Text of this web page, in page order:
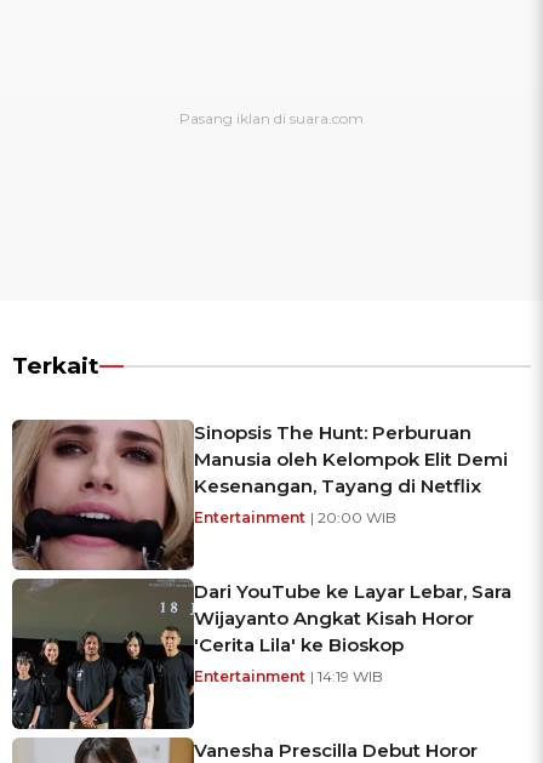
Terkait
Sinopsis The Hunt: Perburuan
Manusia oleh Kelompok Elit Demi
Kesenangan, Tayang di Netflix
Entertainment | 20:00 WIB
Dari YouTube ke Layar Lebar, Sara
Wijayanto Angkat Kisah Horor
'Cerita Lila' ke Bioskop
Entertainment | 14:19 WIB
Vanesha Prescilla Debut Horor